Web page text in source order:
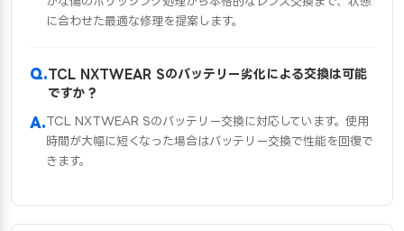
に合わせた最適な修理を提案します。
TCL NXTWEAR Sのバッテリー劣化による交換は可能
ですか？
TCL NXTWEAR Sのバッテリー交換に対応しています。使用
時間が大幅に短くなった場合はバッテリー交換で性能を回復で
きます。